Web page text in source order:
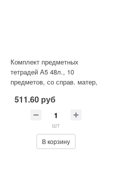
Комплект предметных
тетрадей А5 48л., 10
предметов, со справ. матер,
ста
511.60 руб
шт
В корзину